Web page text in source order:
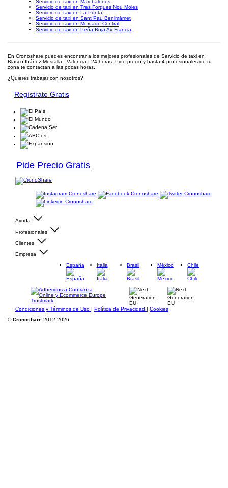
Servicio de taxi en Marchalenes
Servicio de taxi en Tres Forques Nou Moles
Servicio de taxi en La Punta
Servicio de taxi en Sant Pau Benimámet
Servicio de taxi en Mercado Central
Servicio de taxi en Peña Roja Av Francia
En Cronoshare puedes encontrar a los mejores profesionales de Servicio de taxi en
Blasco Ibáñez Mestalla - Valencia | 24 horas. Pide precio y hasta 4 profesionales de tu
zona te contactan a las pocas horas.
¿Quieres trabajar con nosotros?
Regístrate Gratis
Pide Precio Gratis
Ayuda
Profesionales
Clientes
Empresa
España
Italia Brasil México Chile
Condiciones y Términos de Uso | Política de Privacidad | Cookies
©Cronoshare 2012-2026